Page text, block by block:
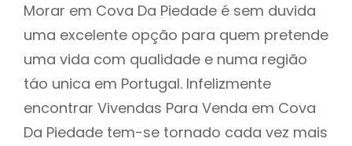
Morar em Cova Da Piedade é sem duvida
uma excelente opção para quem pretende
uma vida com qualidade e numa região
táo unica em Portugal. Infelizmente
encontrar Vivendas Para Venda em Cova
Da Piedade tem-se tornado cada vez mais